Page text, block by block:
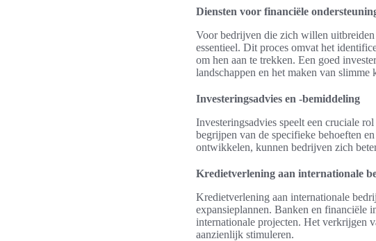
Diensten voor financiële
Voor bedrijven die zich willen
essentieel. Dit proces omvat het
om hen aan te trekken. Een goed
landschappen en het maken van slimme
Investeringsadvies en -bemiddeling
Investeringsadvies speelt een cruciale
begrijpen van de specifieke behoeften
ontwikkelen, kunnen bedrijven zich
Kredietverlening aan internationale
Kredietverlening aan internationale
expansieplannen. Banken en financiële
internationale projecten. Het verkrijgen
aanzienlijk stimuleren.